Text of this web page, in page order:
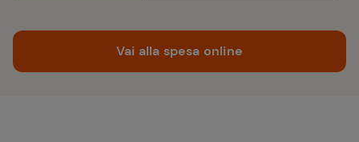
Vai alla spesa online